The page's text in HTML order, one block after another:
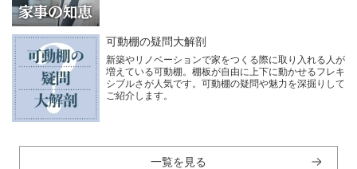
可動棚の疑問大解剖
新築やリノベーションで家をつくる際に取り入れる人が
増えている可動棚。棚板が自由に上下に動かせるフレキ
シブルさが人気です。可動棚の疑問や魅力を深掘りして
ご紹介します。
一覧を見る